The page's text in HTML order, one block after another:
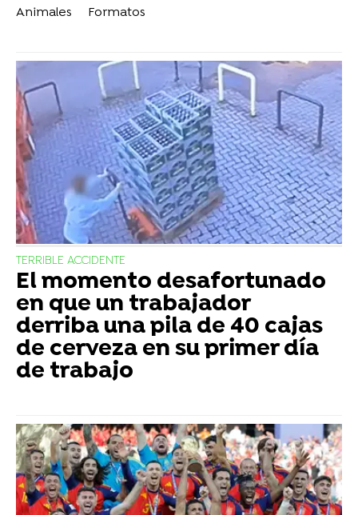
Animales
Formatos
TERRIBLE ACCIDENTE
El momento desafortunado
en que un trabajador
derriba una pila de 40 cajas
de cerveza en su primer día
de trabajo